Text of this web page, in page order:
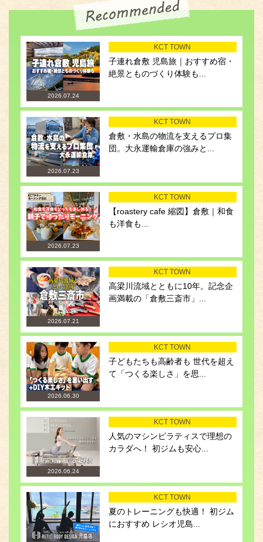
2026.07.24
KCT TOWN
子連れ倉敷 児島旅｜おすすめ宿・
絶景とものづくり体験も...
2026.07.23
KCT TOWN
倉敷・水島の物流を支えるプロ集
団。大永運輸倉庫の強みと...
2026.07.23
KCT TOWN
【roastery cafe 縮図】倉敷｜和食
も洋食も...
2026.07.21
KCT TOWN
高梁川流域とともに10年。記念企
画満載の「倉敷三斎市」...
2026.06.30
KCT TOWN
子どもたちも高齢者も 世代を超え
て「つくる楽しさ」を思...
2026.06.24
KCT TOWN
人気のマシンピラティスで理想の
カラダへ！ 初ジムも安心...
KCT TOWN
夏のトレーニングも快適！ 初ジム
におすすめ レシオ児島...